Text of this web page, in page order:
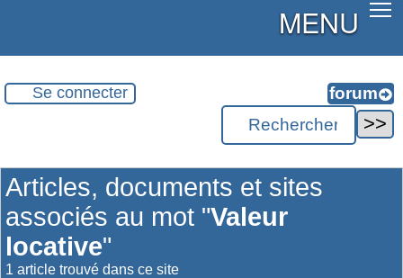
MENU
Se connecter
Articles, documents et sites
associés au mot "Valeur
locative"
1 article trouvé dans ce site